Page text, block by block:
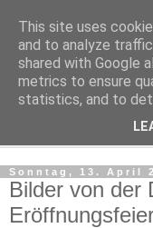
Notizen aus der
Sonntag, 13. April
Bilder von der
This site uses
and to analyze
shared with Google
metrics to ensure
statistics, and to